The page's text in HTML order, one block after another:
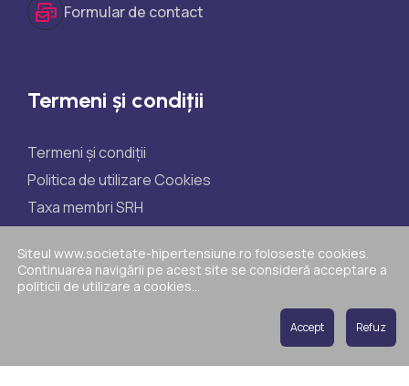
Formular de contact
Termeni și condiții
Termeni și condiții
Politica de utilizare Cookies
Taxa membri SRH
Politica de reclamații
ANPC
Siteul www.societate-hipertensiune.ro foloseste cookies.
Continuarea navigării pe acest site se consideră acceptare a
politicii de utilizare a cookies...
Accept Refuz